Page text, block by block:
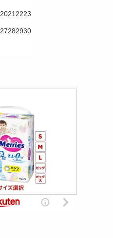
2021 2223
27282930